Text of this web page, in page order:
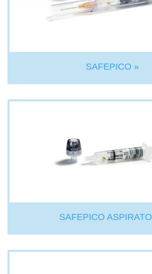
SAFEPICO »
SAFEPICO